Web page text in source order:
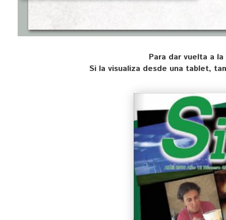
Para dar vuelta a
Si la visualiza desde una tablet,